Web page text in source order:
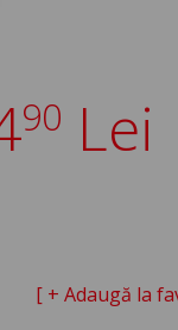
90 Lei
[ + Adaugă la